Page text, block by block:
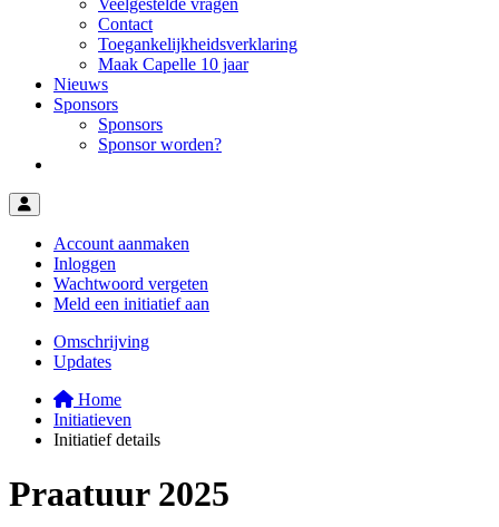
Veelgestelde vragen
Contact(huidige pagina)
Toegankelijkheidsverklaring(huidige pagina)
Maak Capelle 10 jaar(huidige pagina)
Nieuws
Sponsors
Sponsors(huidige pagina)
Sponsor worden?(huidige pagina)
Navigatie mijn profiel
Account aanmaken
Inloggen
Wachtwoord vergeten
Meld een initiatief aan
Omschrijving
Updates
Home
Initiatieven
Initiatief details
Praatuur 2025